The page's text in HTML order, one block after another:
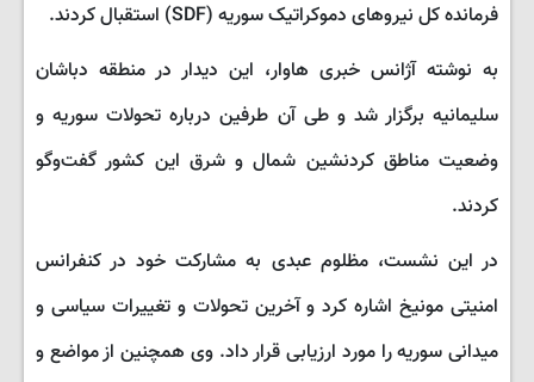
فرمانده کل نیروهای دموکراتیک سوریه (SDF) استقبال کردند.
به نوشته آژانس خبری هاوار، این دیدار در منطقه دباشان
سلیمانیه برگزار شد و طی آن طرفین درباره تحولات سوریه و
وضعیت مناطق کردنشین شمال و شرق این کشور گفت‌وگو
کردند.
در این نشست، مظلوم عبدی به مشارکت خود در کنفرانس
امنیتی مونیخ اشاره کرد و آخرین تحولات و تغییرات سیاسی و
میدانی سوریه را مورد ارزیابی قرار داد. وی همچنین از مواضع و